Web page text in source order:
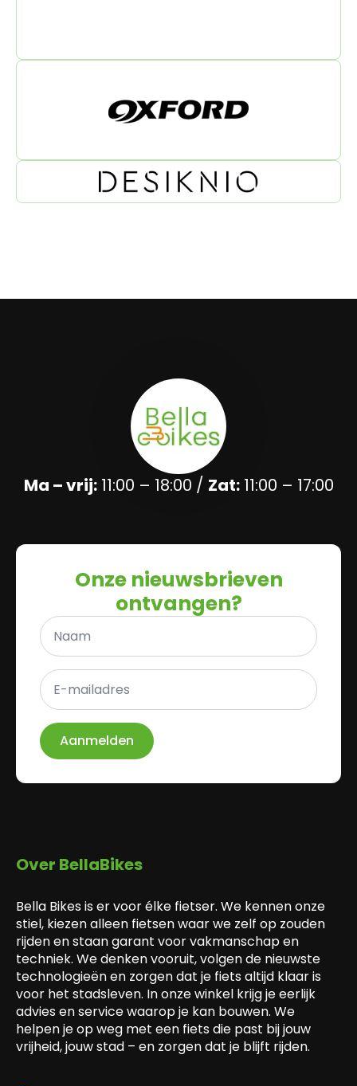
Ma – vrij:11:00 – 18:00 / Zat:11:00 – 17:00
Onze nieuwsbrieven
ontvangen?
Naam
E-
mailadres
*
Aanmelden
Over BellaBikes
Bella Bikes is er voor élke fietser. We kennen onze
stiel, kiezen alleen fietsen waar we zelf op zouden
rijden en staan garant voor vakmanschap en
techniek. We denken vooruit, volgen de nieuwste
technologieën en zorgen dat je fiets altijd klaar is
voor het stadsleven. In onze winkel krijg je eerlijk
advies en service waarop je kan bouwen. We
helpen je op weg met een fiets die past bij jouw
vrijheid, jouw stad – en zorgen dat je blijft rijden.